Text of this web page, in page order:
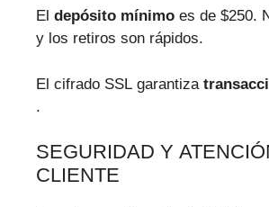
El depósito mínimo es de $250.
y los retiros son rápidos.
El cifrado SSL garantiza
.
SEGURIDAD Y
CLIENTE